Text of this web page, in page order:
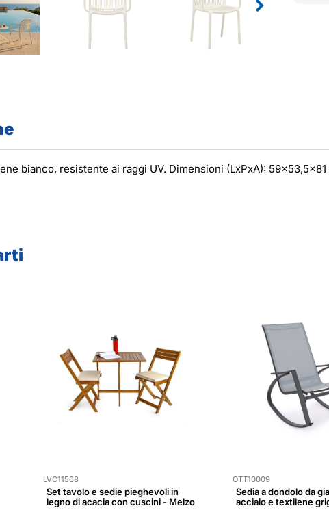
bianco, resistente ai raggi UV. Dimensioni (LxPxA):
LVC11568
Set tavolo e sedie pieghevoli in
legno di acacia con cuscini - Melzo
OTT10009
Sedia a dondolo da
acciaio e textilene